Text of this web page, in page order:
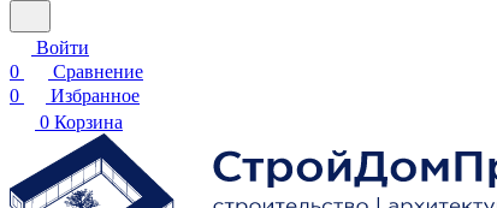
Войти
0
Сравнение
0
Избранное
0 Корзина